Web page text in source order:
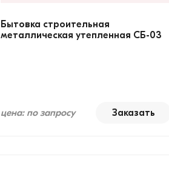
Бытовка строительная
металлическая утепленная СБ-03
цена: по запросу Заказать